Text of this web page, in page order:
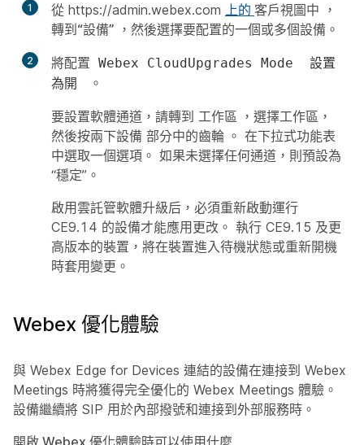
1 從 https://admin.webex.com 上的 客戶視圖中 ，
轉到“設備” ，然後選擇要配置的一個或多個設備。
2 將配置 Webex CloudUpgrades Mode
設置
為開
。
要設置軟體通道，請轉到 工作區 ，選擇工作區，
然後按兩下設備 部分中的齒輪 。 在下拉式功能表
中選取一個選項。 如果未選擇任何通道，則預設為
“穩定”。
啟用雲託管軟體升級后，必須重新啟動運行
CE9.14 的設備才能應用更改。 執行 CE9.15 及更
高版本的裝置，將在裝置進入待機狀態或重新開機
時套用變更。
Webex 優化體驗
與 Webex Edge for Devices 連結的設備在連接到 Webex
Meetings 時將獲得完全優化的 Webex Meetings 體驗。
設備繼續將 SIP 用於內部撥號和連接到外部服務時。
開啟 Webex 優化體驗時可以使用什麼